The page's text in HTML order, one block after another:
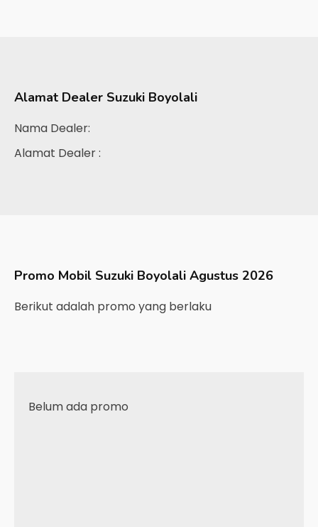
Alamat Dealer Suzuki Boyolali
Nama Dealer:
Alamat Dealer :
Promo Mobil Suzuki Boyolali Agustus 2026
Berikut adalah promo yang berlaku
Belum ada promo